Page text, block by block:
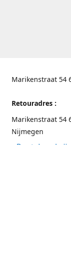
Marikenstraat 54
Retouradres :
Marikenstraat 54
Nijmegen